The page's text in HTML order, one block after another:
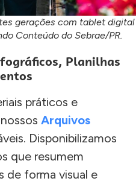
gerações com tablet digital
Conteúdo do Sebrae/PR.
Planilhas
práticos e
Arquivos
Disponibilizamos
que resumem
de forma visual e